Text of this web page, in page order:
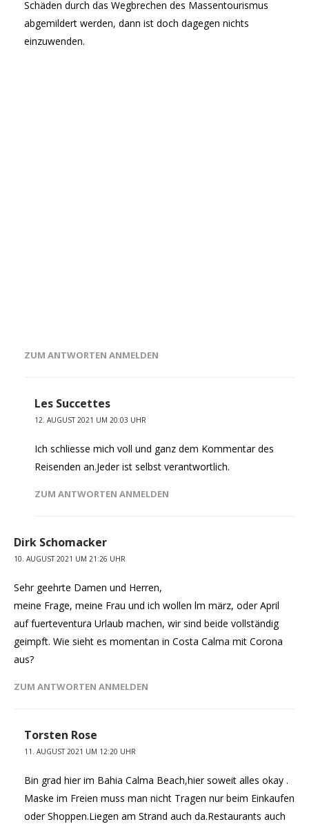
Schäden durch das Wegbrechen des Massentourismus
abgemildert werden, dann ist doch dagegen nichts
einzuwenden.
ZUM ANTWORTEN ANMELDEN
Les Succettes
12. AUGUST 2021 UM 20:03 UHR
Ich schliesse mich voll und ganz dem Kommentar des
Reisenden an.Jeder ist selbst verantwortlich.
ZUM ANTWORTEN ANMELDEN
Dirk Schomacker
10. AUGUST 2021 UM 21:26 UHR
Sehr geehrte Damen und Herren,
meine Frage, meine Frau und ich wollen lm märz, oder April
auf fuerteventura Urlaub machen, wir sind beide vollständig
geimpft. Wie sieht es momentan in Costa Calma mit Corona
aus?
ZUM ANTWORTEN ANMELDEN
Torsten Rose
11. AUGUST 2021 UM 12:20 UHR
Bin grad hier im Bahia Calma Beach,hier soweit alles okay .
Maske im Freien muss man nicht Tragen nur beim Einkaufen
oder Shoppen.Liegen am Strand auch da.Restaurants auch